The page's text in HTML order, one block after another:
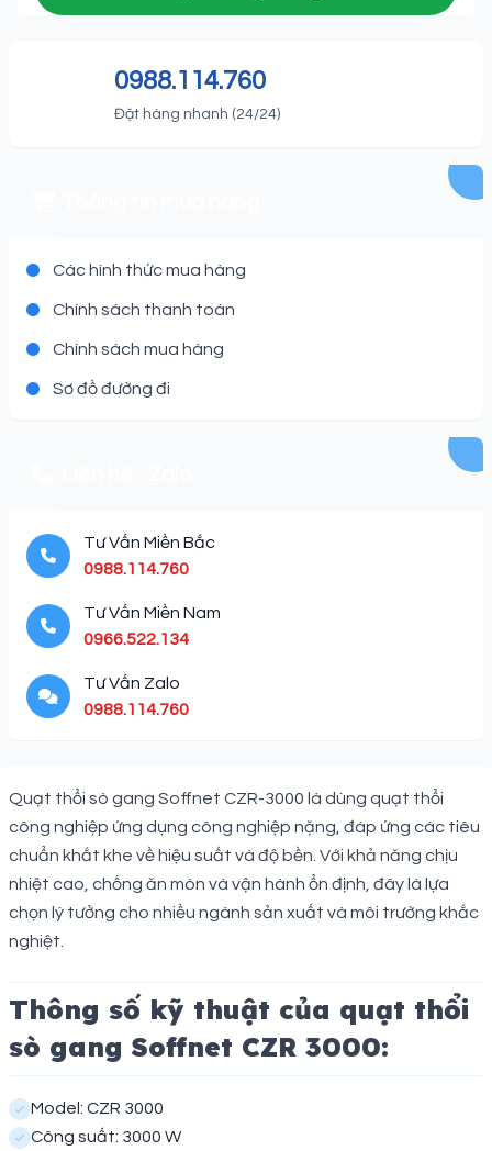
0988.114.760
Đặt hàng nhanh (24/24)
Các hình thức mua hàng
Chính sách thanh toán
Chính sách mua hàng
Sơ đồ đường đi
Tư Vấn Miền Bắc
0988.114.760
Tư Vấn Miền Nam
0966.522.134
Tư Vấn Zalo
0988.114.760
Description
Quạt thổi sò gang Soffnet CZR-3000 là dùng quạt thổi
công nghiệp ứng dụng công nghiệp nặng, đáp ứng các tiêu
chuẩn khắt khe về hiệu suất và độ bền. Với khả năng chịu
nhiệt cao, chống ăn mòn và vận hành ổn định, đây là lựa
chọn lý tưởng cho nhiều ngành sản xuất và môi trường khắc
nghiệt.
Thông số kỹ thuật của quạt thổi
sò gang Soffnet CZR 3000:
Model: CZR 3000
Công suất: 3000 W